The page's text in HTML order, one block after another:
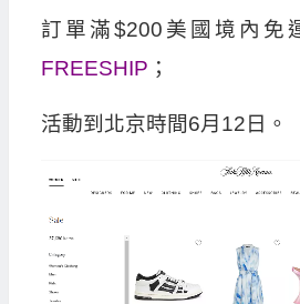
訂單滿$200美國境內免
FREESHIP ；
活動到北京時間6月12日。